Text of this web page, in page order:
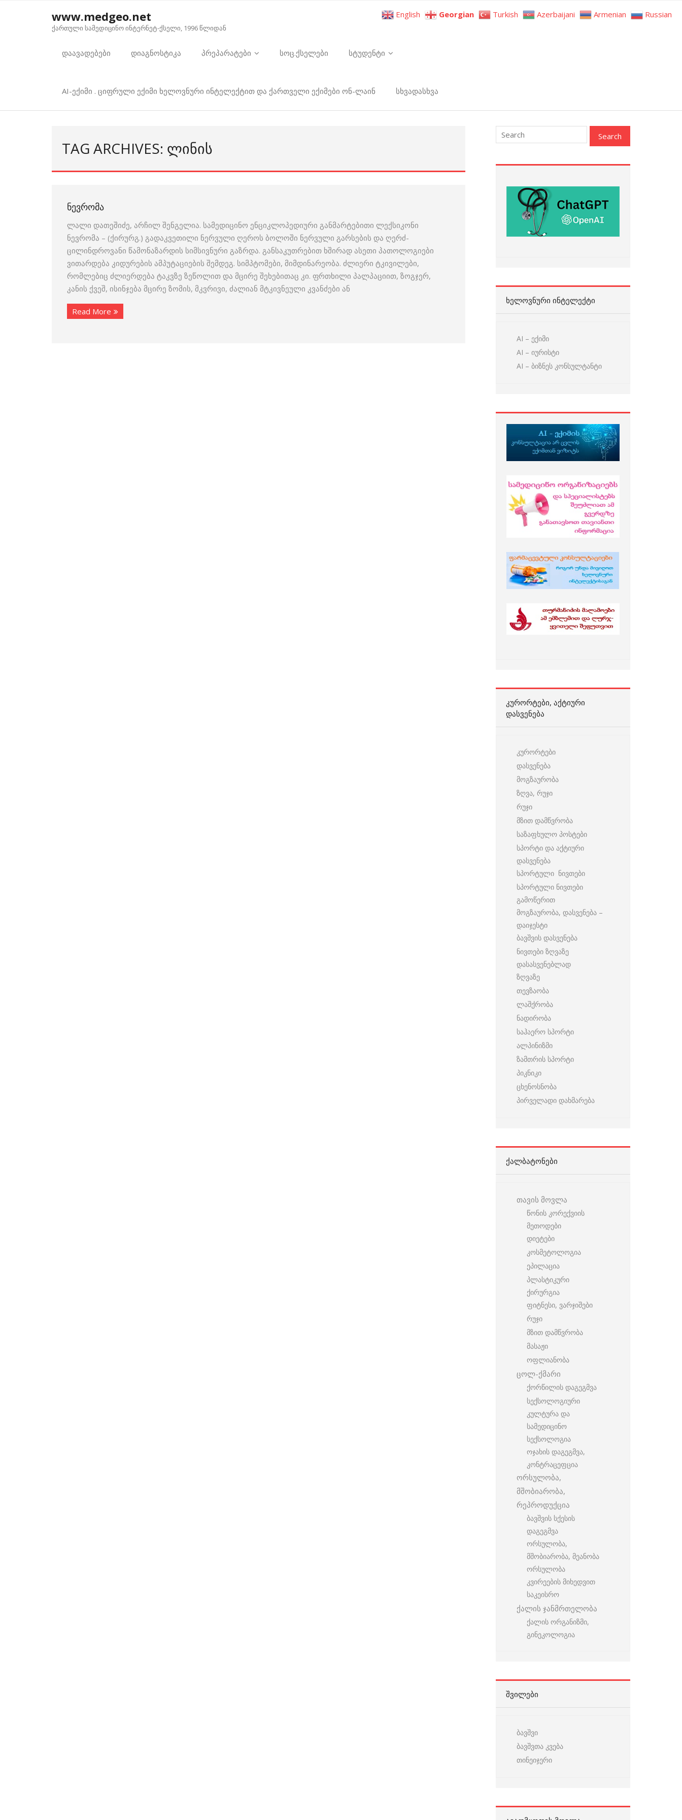
www.medgeo.net
ქართული სამედიცინო ინტერნეტ-ქსელი, 1996 წლიდან
დაავადებები დიაგნოსტიკა პრეპარატები სოც.ქსელები სტუდენტი
AI-ექიმი . ციფრული ექიმი ხელოვნური ინტელექტით და ქართველი ექიმები ონ-ლაინ სხვადასხვა
TAG ARCHIVES: ᲚᲘᲜᲘᲡ
ᲜᲔᲕᲠᲝᲛᲐ
ლალი დათეშიძე, არჩილ შენგელია. სამედიცინო ენციკლოპედიური განმარტებითი ლექსიკონი
ნევრომა – (ქირურგ.) გადაკვეთილი ნერვული ღეროს ბოლოში ნერვული გარსების და ღერძ-
ცილინდროვანი წამონაზარდის სიმსივნური გაზრდა. განსაკუთრებით ხშირად ასეთი პათოლოგიები
ვითარდება კიდურების ამპუტაციების შემდეგ. სიმპტომები, მიმდინარეობა. ძლიერი ტკივილები,
რომლებიც ძლიერდება ტაკვზე ზეწოლით და მცირე შეხებითაც კი. ფრთხილი პალპაციით, ზოგჯერ,
კანის ქვეშ, ისინჯება მცირე ზომის, მკვრივი, ძალიან მტკივნეული კვანძები ან
Read More
ᲮᲔᲚᲝᲕᲜᲣᲠᲘ ᲘᲜᲢᲔᲚᲔᲥᲢᲘ
AI – ექიმი
AI – იურისტი
AI – ბიზნეს კონსულტანტი
ᲙᲣᲠᲝᲠᲢᲔᲑᲘ, ᲐᲥᲢᲘᲣᲠᲘ
ᲓᲐᲡᲕᲔᲜᲔᲑᲐ
კურორტები
დასვენება
მოგზაურობა
ზღვა, რუჯი
რუჯი
მზით დამწვრობა
საზაფხულო პოსტები
სპორტი და აქტიური
დასვენება
სპორტული ნივთები
სპორტული ნივთები
გამოწერით
მოგზაურობა, დასვენება –
დაიჯესტი
ბავშვის დასვენება
ნივთები ზღვაზე
დასასვენებლად
ზღვაზე
თევზაობა
ლაშქრობა
ნადირობა
საჰაერო სპორტი
ალპინიზმი
ზამთრის სპორტი
პიკნიკი
ცხენოსნობა
პირველადი დახმარება
ᲥᲐᲚᲑᲐᲢᲝᲜᲔᲑᲘ
თავის მოვლა
წონის კორექვიის
მეთოდები
დიეტები
კოსმეტოლოგია
ეპილაცია
პლასტიკური
ქირურგია
ფიტნესი, ვარჯიშები
რუჯი
მზით დამწვრობა
მასაჟი
ოფლიანობა
ცოლ-ქმარი
ქორწილის დაგეგმვა
სექსოლოგიური
კულტურა და
სამედიცინო
სექსოლოგია
ოჯახის დაგეგმვა,
კონტრაცეფცია
ორსულობა,
მშობიარობა,
რეპროდუქცია
ბავშვის სქესის
დაგეგმვა
ორსულობა,
მშობიარობა, მეანობა
ორსულობა
კვირეების მიხედვით
საკეისრო
ქალის ჯანმრთელობა
ქალის ორგანიზმი,
გინეკოლოგია
ᲨᲕᲘᲚᲔᲑᲘ
ბავშვი
ბავშვთა კვება
თინეიჯერი
English Georgian Turkish Azerbaijani Armenian Russian